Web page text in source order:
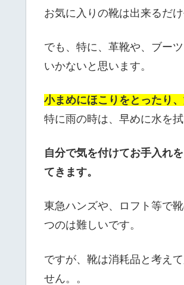
お気に入りの靴は出来るだ
でも、特に、革靴や、ブー
いかないと思います。
小まめにほこりをとったり
特に雨の時は、早めに水を
自分で気を付けてお手入れ
てきます。
東急ハンズや、ロフト等で
つのは難しいです。
ですが、靴は消耗品と考え
せん。。